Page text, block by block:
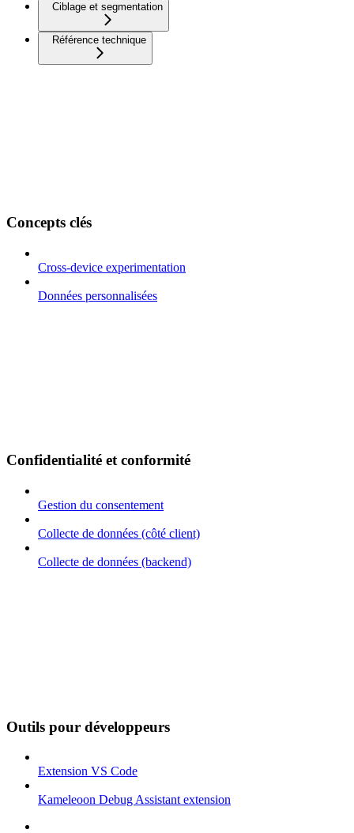
Ciblage et segmentation
Référence technique
Concepts clés
Cross-device experimentation
Données personnalisées
Confidentialité et conformité
Gestion du consentement
Collecte de données (côté client)
Collecte de données (backend)
Outils pour développeurs
Extension VS Code
Kameleoon Debug Assistant extension